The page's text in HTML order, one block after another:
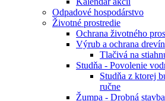
Odpadové hospodárstvo
Životné prostredie
Ochrana životného
Výrub a ochrana drevín
Tlačivá na
Studňa - Povolenie
Studňa z ktorej
ručne
Žumpa - Drobná stavba